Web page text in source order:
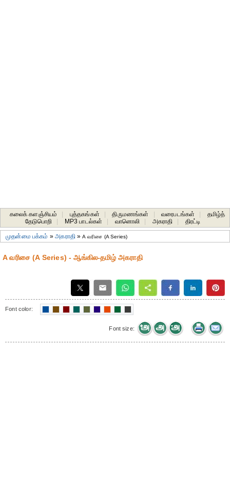
கலைக் களஞ்சியம் புத்தகங்கள் திருமணங்கள் வரைபடங்கள்
தமிழ்த்
தேடுபொறி
MP3 பாடல்கள் வானொலி அகராதி திரட்டி
முதன்மை பக்கம் »அகராதி»A வரிசை (A Series)
A வரிசை (A Series) - ஆங்கில-தமிழ் அகராதி
Font color:
Font size: